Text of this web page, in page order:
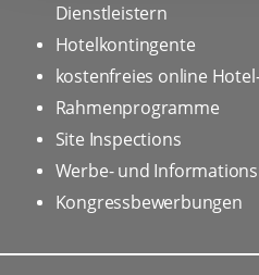
Dienstleistern
Hotelkontingente
kostenfreies online
Rahmenprogramme
Site Inspections
Werbe- und
Kongressbewerbungen